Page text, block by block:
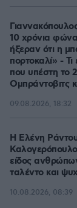
10 χρόνια
ήξεραν ότι η
πορτοκαλί» -
που υπέστη το
Ομπράντοβιτς
09.08.2026, 18:32
Η Ελένη
είδος
ταλέντο και
10.08.2026, 08:39